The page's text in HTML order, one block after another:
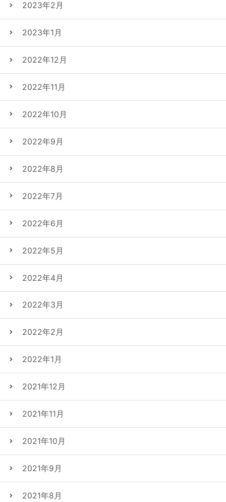
2023年2月
2023年1月
2022年12月
2022年11月
2022年10月
2022年9月
2022年8月
2022年7月
2022年6月
2022年5月
2022年4月
2022年3月
2022年2月
2022年1月
2021年12月
2021年11月
2021年10月
2021年9月
2021年8月